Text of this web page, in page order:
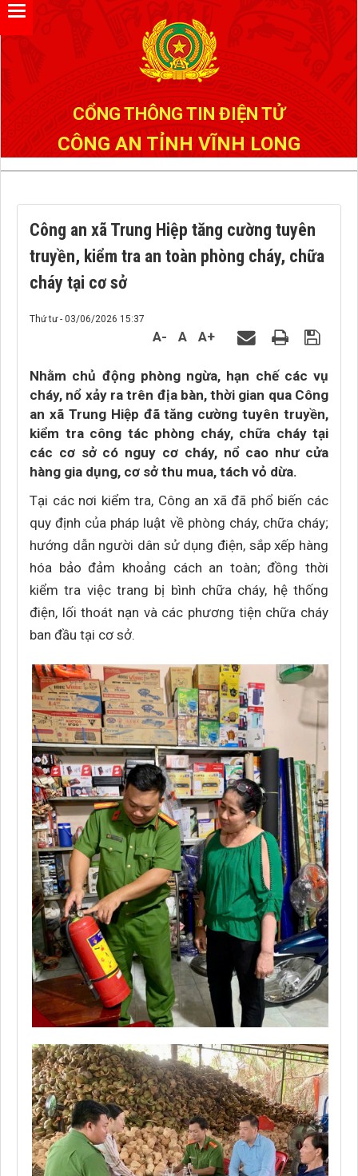
CỔNG THÔNG TIN ĐIỆN TỬ
CÔNG AN TỈNH VĨNH LONG
Công an xã Trung Hiệp tăng cường tuyên
truyền, kiểm tra an toàn phòng cháy, chữa
cháy tại cơ sở
Thứ tư - 03/06/2026 15:37
A- A A+
Nhằm chủ động phòng ngừa, hạn chế các vụ
cháy, nổ xảy ra trên địa bàn, thời gian qua Công
an xã Trung Hiệp đã tăng cường tuyên truyền,
kiểm tra công tác phòng cháy, chữa cháy tại
các cơ sở có nguy cơ cháy, nổ cao như cửa
hàng gia dụng, cơ sở thu mua, tách vỏ dừa.
Tại các nơi kiểm tra, Công an xã đã phổ biến các
quy định của pháp luật về phòng cháy, chữa cháy;
hướng dẫn người dân sử dụng điện, sắp xếp hàng
hóa bảo đảm khoảng cách an toàn; đồng thời
kiểm tra việc trang bị bình chữa cháy, hệ thống
điện, lối thoát nạn và các phương tiện chữa cháy
ban đầu tại cơ sở.